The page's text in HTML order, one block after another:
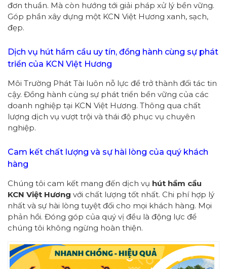
đơn thuần. Mà còn hướng tới giải pháp xử lý bền vững.
Góp phần xây dựng một KCN Việt Hương xanh, sạch,
đẹp.
Dịch vụ hút hầm cầu uy tín, đồng hành cùng sự phát
triển của KCN Việt Hương
Môi Trường Phát Tài luôn nỗ lực để trở thành đối tác tin
cậy. Đồng hành cùng sự phát triển bền vững của các
doanh nghiệp tại KCN Việt Hương. Thông qua chất
lượng dịch vụ vượt trội và thái độ phục vụ chuyên
nghiệp.
Cam kết chất lượng và sự hài lòng của quý khách
hàng
Chúng tôi cam kết mang đến dịch vụ hút hầm cầu
KCN Việt Hương với chất lượng tốt nhất. Chi phí hợp lý
nhất và sự hài lòng tuyệt đối cho mọi khách hàng. Mọi
phản hồi. Đóng góp của quý vị đều là động lực để
chúng tôi không ngừng hoàn thiện.